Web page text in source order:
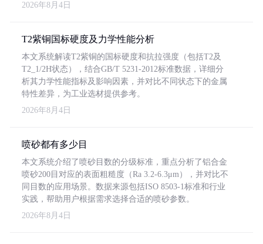
2026年8月4日
T2紫铜国标硬度及力学性能分析
本文系统解读T2紫铜的国标硬度和抗拉强度（包括T2及
T2_1/2H状态），结合GB/T 5231-2012标准数据，详细分
析其力学性能指标及影响因素，并对比不同状态下的金属
特性差异，为工业选材提供参考。
2026年8月4日
喷砂都有多少目
本文系统介绍了喷砂目数的分级标准，重点分析了铝合金
喷砂200目对应的表面粗糙度（Ra 3.2-6.3μm），并对比不
同目数的应用场景。数据来源包括ISO 8503-1标准和行业
实践，帮助用户根据需求选择合适的喷砂参数。
2026年8月4日